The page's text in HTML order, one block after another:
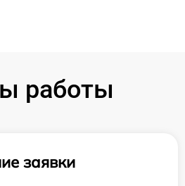
работы
заявки